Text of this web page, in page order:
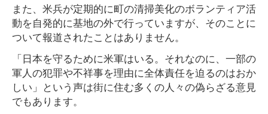
また、米兵が定期的に町の清掃美化のボランティア活
動を自発的に基地の外で行っていますが、そのことに
ついて報道されたことはありません。
「日本を守るために米軍はいる。それなのに、一部の
軍人の犯罪や不祥事を理由に全体責任を迫るのはおか
しい」という声は街に住む多くの人々の偽らざる意見
でもあります。